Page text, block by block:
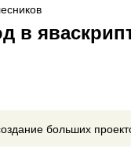
в
больших